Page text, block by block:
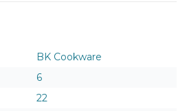
BK Cookware
6
22